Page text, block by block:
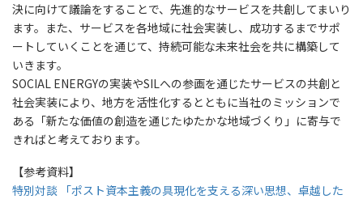
決に向けて議論をすることで、先進的なサービスを共創してまいり
ます。また、サービスを各地域に社会実装し、成功するまでサポ
ートしていくことを通じて、持続可能な未来社会を共に構築して
いきます。
SOCIAL ENERGYの実装やSILへの参画を通じたサービスの共創と
社会実装により、地方を活性化するとともに当社のミッションで
ある「新たな価値の創造を通じたゆたかな地域づくり」に寄与で
きればと考えております。
【参考資料】
特別対談 「ポスト資本主義の具現化を支える深い思想、卓越した